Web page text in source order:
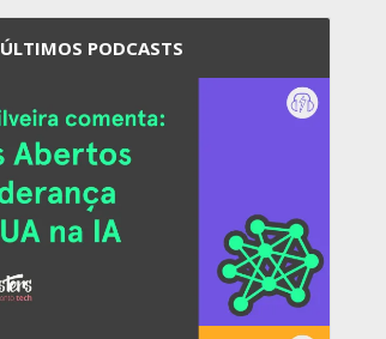
ÚLTIMOS PODCASTS